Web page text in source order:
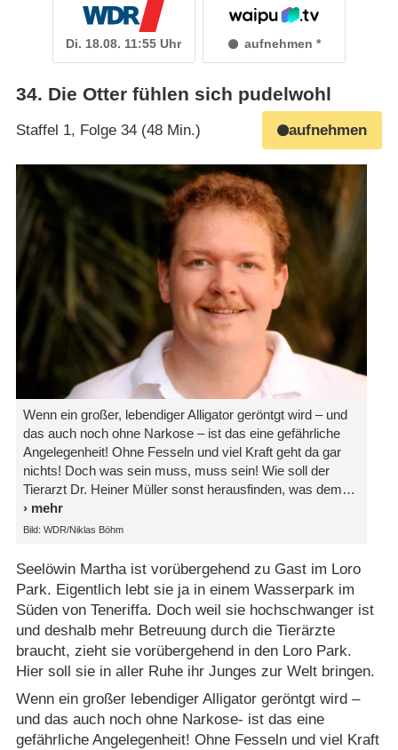
Di. 18.08. 11:55 Uhr aufnehmen
34. Die Otter fühlen sich pudelwohl
Staffel 1, Folge 34 (48 Min.) aufnehmen
Wenn ein großer, lebendiger Alligator geröntgt wird – und
das auch noch ohne Narkose – ist das eine gefährliche
Angelegenheit! Ohne Fesseln und viel Kraft geht da gar
nichts! Doch was sein muss, muss sein! Wie soll der
Tierarzt Dr. Heiner Müller sonst herausfinden, was dem
Bild: WDR/Niklas Böhm
Seelöwin Martha ist vorübergehend zu Gast im Loro
Park. Eigentlich lebt sie ja in einem Wasserpark im
Süden von Teneriffa. Doch weil sie hochschwanger ist
und deshalb mehr Betreuung durch die Tierärzte
braucht, zieht sie vorübergehend in den Loro Park.
Hier soll sie in aller Ruhe ihr Junges zur Welt bringen.
Wenn ein großer lebendiger Alligator geröntgt wird –
und das auch noch ohne Narkose- ist das eine
gefährliche Angelegenheit! Ohne Fesseln und viel Kraft